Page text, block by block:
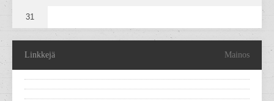
31
Linkkejä Mainos